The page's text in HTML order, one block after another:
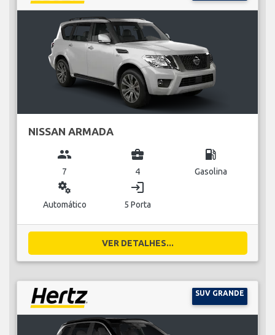
NISSAN ARMADA
group
7
business_center
4
local_gas_station
Gasolina
miscellaneous_services
Automático
login
5 Porta
VER DETALHES...
SUV GRANDE